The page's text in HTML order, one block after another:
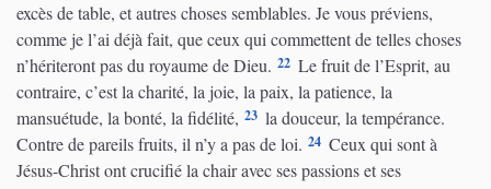
excès de table, et autres choses semblables. Je vous préviens,
comme je l’ai déjà fait, que ceux qui commettent de telles choses
n’hériteront pas du royaume de Dieu. 22 Le fruit de l’Esprit, au
contraire, c’est la charité, la joie, la paix, la patience, la
mansuétude, la bonté, la fidélité, 23 la douceur, la tempérance.
Contre de pareils fruits, il n’y a pas de loi. 24 Ceux qui sont à
Jésus-Christ ont crucifié la chair avec ses passions et ses